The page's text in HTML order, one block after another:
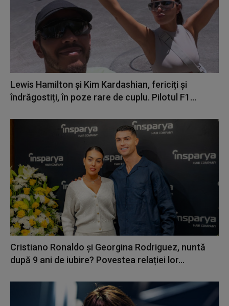
Lewis Hamilton și Kim Kardashian, fericiți și
îndrăgostiți, în poze rare de cuplu. Pilotul F1...
Cristiano Ronaldo și Georgina Rodriguez, nuntă
după 9 ani de iubire? Povestea relației lor...